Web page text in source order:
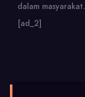
dalam masyarakat.
[ad_2]